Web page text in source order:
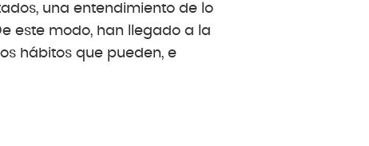
una entendimiento de lo
este modo, han llegado a la
hábitos que pueden, e